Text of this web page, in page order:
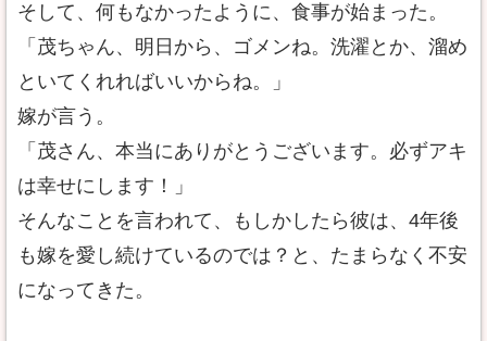
そして、何もなかったように、食事が始まった。
「茂ちゃん、明日から、ゴメンね。洗濯とか、溜め
といてくれればいいからね。」
嫁が言う。
「茂さん、本当にありがとうございます。必ずアキ
は幸せにします！」
そんなことを言われて、もしかしたら彼は、4年後
も嫁を愛し続けているのでは？と、たまらなく不安
になってきた。